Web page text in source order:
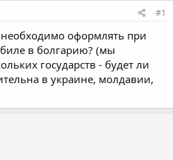
#1
оформлять при
в болгарию? (мы
государств - будет ли
в украине, молдавии,